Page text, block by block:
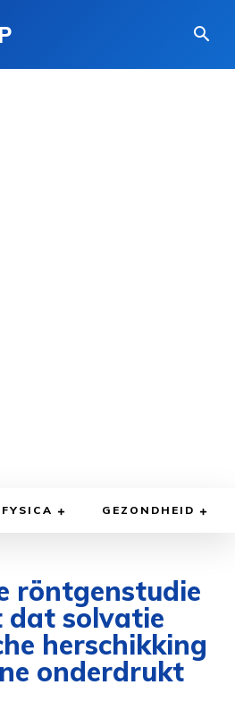
FYSICA GEZONDHEID
röntgenstudie
solvatie
herschikking
onderdrukt